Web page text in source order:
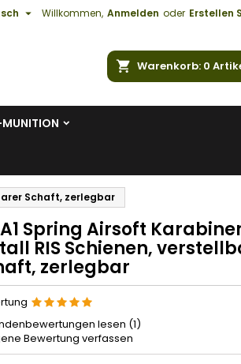
Willkommen, Anmelden oder Erstellen

Warenkorb 0
Schaft, zerlegbar
Spring Airsoft
RIS Schienen,
zerlegbar
lesen (1)
Bewertung verfassen